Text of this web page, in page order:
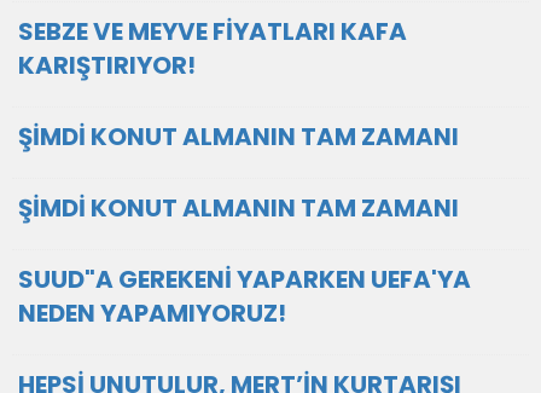
SEBZE VE MEYVE FİYATLARI KAFA
KARIŞTIRIYOR!
ŞİMDİ KONUT ALMANIN TAM ZAMANI
ŞİMDİ KONUT ALMANIN TAM ZAMANI
SUUD"A GEREKENİ YAPARKEN UEFA'YA
NEDEN YAPAMIYORUZ!
HEPSİ UNUTULUR, MERT’İN KURTARIŞI